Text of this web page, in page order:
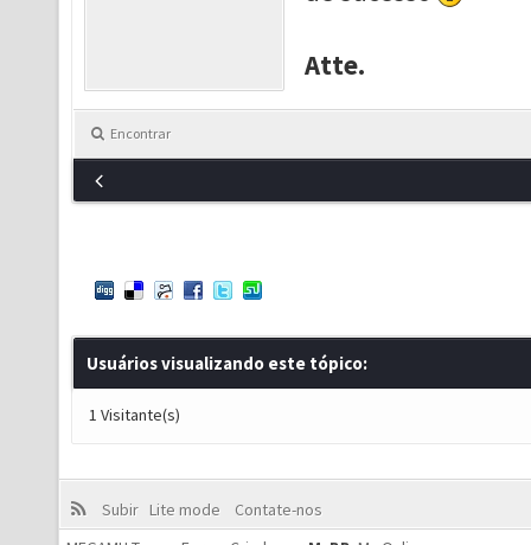
Atte.
Encontrar
Usuários visualizando este tópico:
1 Visitante(s)
Subir Lite mode
Contate-nos